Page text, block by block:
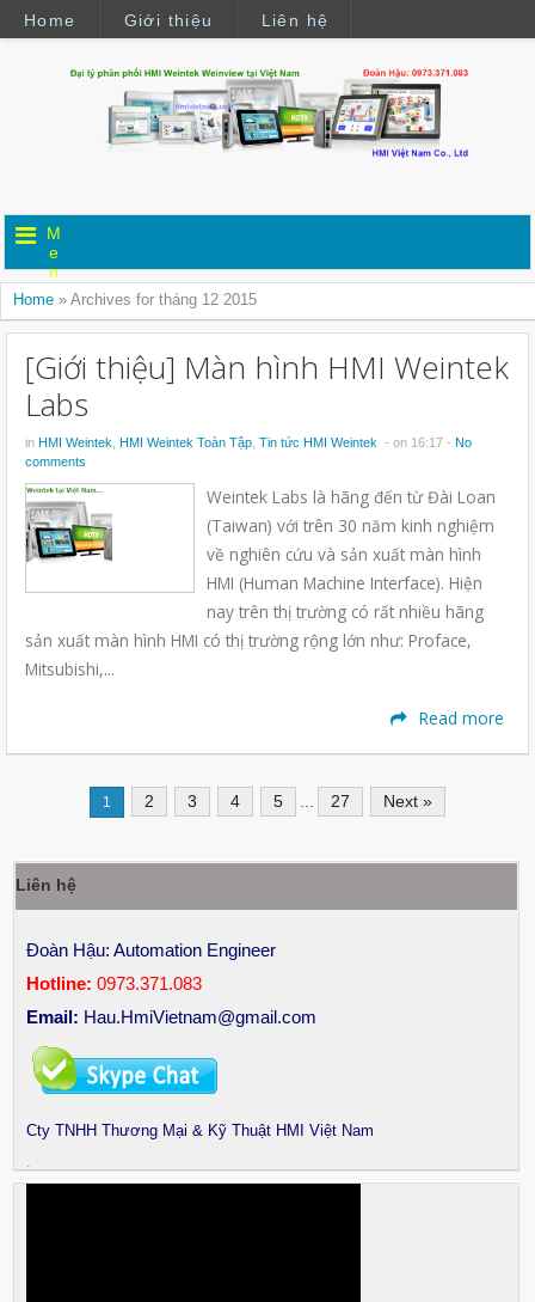
Home Giới thiệu Liên hệ
M
e
n
Home » Archives for tháng 12 2015
[Giới thiệu] Màn hình HMI Weintek
Labs
in HMI Weintek HMI Weintek Toàn Tập Tin tức HMI Weintek - on 16:17 - No
comments
Weintek Labs là hãng đến từ Đài Loan
(Taiwan) với trên 30 năm kinh nghiệm
về nghiên cứu và sản xuất màn hình
HMI (Human Machine Interface). Hiện
nay trên thị trường có rất nhiều hãng
sản xuất màn hình HMI có thị trường rộng lớn như: Proface,
Mitsubishi,...
Read more
1 2 3 4 5 27 Next »
Liên hệ
Đoàn Hậu: Automation Engineer
Hotline: 0973.371.083
Email: Hau.HmiVietnam@gmail.com
Cty TNHH Thương Mại & Kỹ Thuật HMI Việt Nam
.